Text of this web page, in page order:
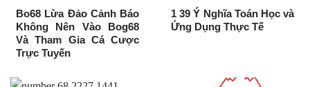
Bo68 Lừa Đảo Cảnh Báo
Không Nên Vào Bog68
Và Tham Gia Cá Cược
Trực Tuyến
1 39 Ý Nghĩa Toán Học và
Ứng Dụng Thực Tế